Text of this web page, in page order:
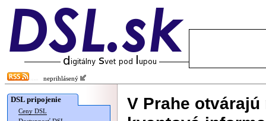
neprihlásený
DSL pripojenie
Ceny DSL
V Prahe